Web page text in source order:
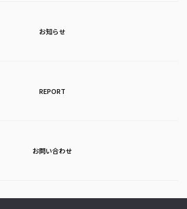
お知らせ
REPORT
お問い合わせ